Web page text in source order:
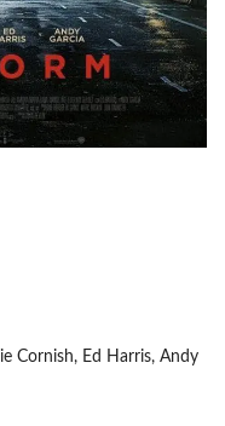
Cornish, Ed Harris, Andy